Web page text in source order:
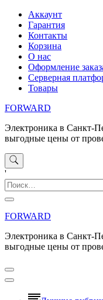
Перейти
содержимому
Аккаунт
Гарантия
Контакты
Корзина
О нас
Оформление
Серверная
Товары
FORWARD
Электроника в Санкт-
выгодные цены от
'
Найти:
FORWARD
Электроника в Санкт-
выгодные цены от